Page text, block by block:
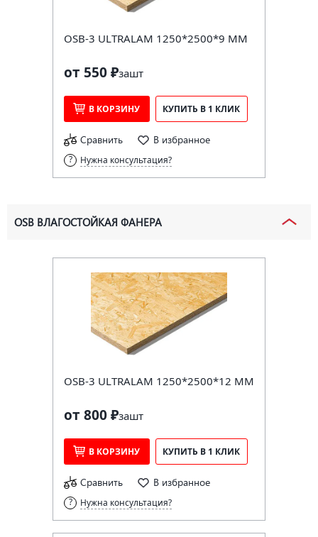
OSB-3 ULTRALAM 1250*2500*9 ММ
от 550 ₽зашт
В КОРЗИНУ КУПИТЬ В 1 КЛИК
Сравнить В избранное
Нужна консультация?
OSB ВЛАГОСТОЙКАЯ ФАНЕРА
OSB-3 ULTRALAM 1250*2500*12 ММ
от 800 ₽зашт
В КОРЗИНУ КУПИТЬ В 1 КЛИК
Сравнить В избранное
Нужна консультация?